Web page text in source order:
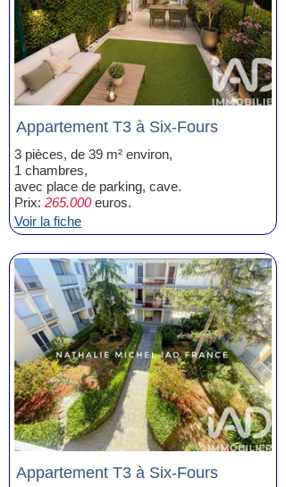
Appartement T3 à Six-Fours
3 pièces, de 39 m² environ,
1 chambres,
avec place de parking, cave.
Prix: 265.000euros.
Voir la fiche
Appartement T3 à Six-Fours